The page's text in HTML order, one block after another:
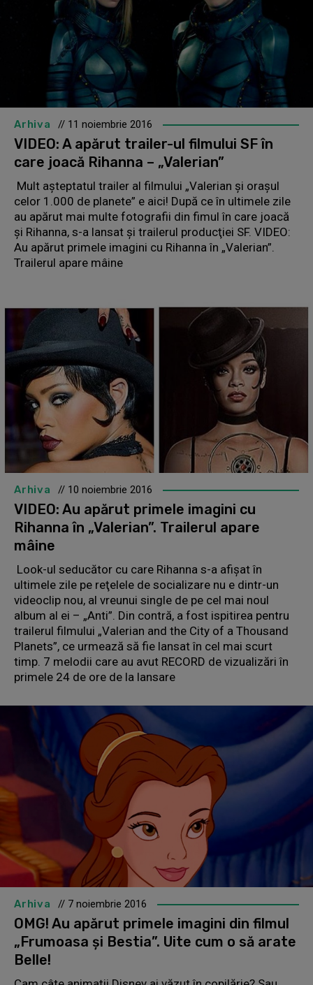
Arhiva // 11 noiembrie 2016
VIDEO: A apărut trailer-ul filmului SF în
care joacă Rihanna – „Valerian”
Mult aşteptatul trailer al filmului „Valerian şi oraşul
celor 1.000 de planete” e aici! După ce în ultimele zile
au apărut mai multe fotografii din fimul în care joacă
şi Rihanna, s-a lansat şi trailerul producţiei SF. VIDEO:
Au apărut primele imagini cu Rihanna în „Valerian”.
Trailerul apare mâine
Arhiva // 10 noiembrie 2016
VIDEO: Au apărut primele imagini cu
Rihanna în „Valerian”. Trailerul apare
mâine
Look-ul seducător cu care Rihanna s-a afişat în
ultimele zile pe reţelele de socializare nu e dintr-un
videoclip nou, al vreunui single de pe cel mai noul
album al ei – „Anti”. Din contră, a fost ispitirea pentru
trailerul filmului „Valerian and the City of a Thousand
Planets”, ce urmează să fie lansat în cel mai scurt
timp. 7 melodii care au avut RECORD de vizualizări în
primele 24 de ore de la lansare
Arhiva // 7 noiembrie 2016
OMG! Au apărut primele imagini din filmul
„Frumoasa şi Bestia”. Uite cum o să arate
Belle!